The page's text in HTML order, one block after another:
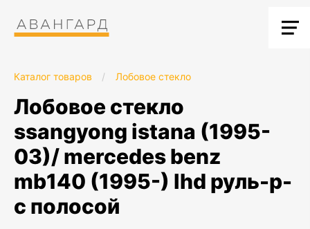
Каталог товаров / Лобовое стекло
лобовое стекло
ssangyong istana (1995-
03)/ mercedes benz
mb140 (1995-) lhd руль-p-
с полосой